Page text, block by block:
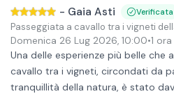
- Gaia Asti Verificata
Passeggiata a cavallo tra i vigneti
Domenica 26 Lug 2026, 10:00•1 ora
Una delle esperienze più belle che
cavallo tra i vigneti, circondati da
tranquillità della natura, è stato